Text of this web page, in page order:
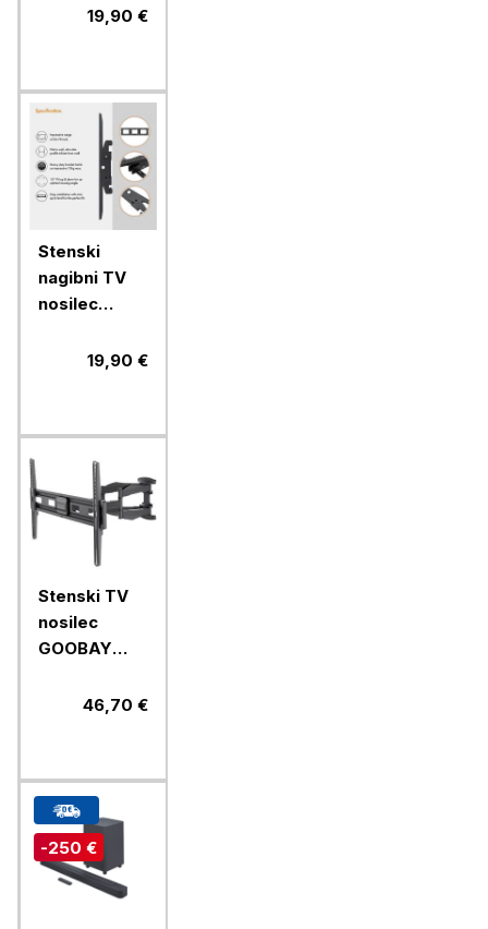
popolnim19,90 €
Stenski
nagibni TV
nosilec
70 do 75kg
19,90 €
Stenski TV
nosilec
GOOBAY
203cm46,70 €
-250 €